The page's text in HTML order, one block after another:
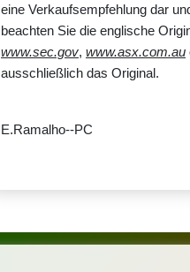
eine Verkaufsempfehlung dar
beachten Sie die englische
www.sec.gov, www.asx.com.au
ausschließlich das Original.
E.Ramalho--PC